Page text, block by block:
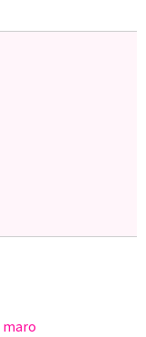
maro